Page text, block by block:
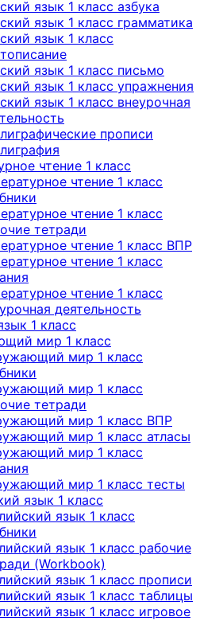
язык 1 класс азбука
язык 1 класс грамматика
язык 1 класс
язык 1 класс письмо
язык 1 класс упражнения
язык 1 класс внеурочная
прописи
чтение 1 класс
чтение 1 класс
чтение 1 класс
тетради
чтение 1 класс ВПР
чтение 1 класс
чтение 1 класс
деятельность
1 класс
мир 1 класс
мир 1 класс
мир 1 класс
тетради
мир 1 класс ВПР
мир 1 класс атласы
мир 1 класс
мир 1 класс тесты
язык 1 класс
язык 1 класс
язык 1 класс рабочие
(Workbook)
язык 1 класс прописи
язык 1 класс таблицы
язык 1 класс игровое